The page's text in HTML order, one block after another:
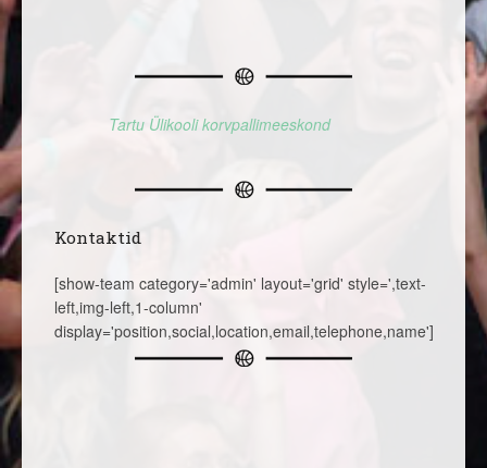
Tartu Ülikooli korvpallimeeskond
Kontaktid
[show-team category='admin' layout='grid' style=',text-
left,img-left,1-column'
display='position,social,location,email,telephone,name']